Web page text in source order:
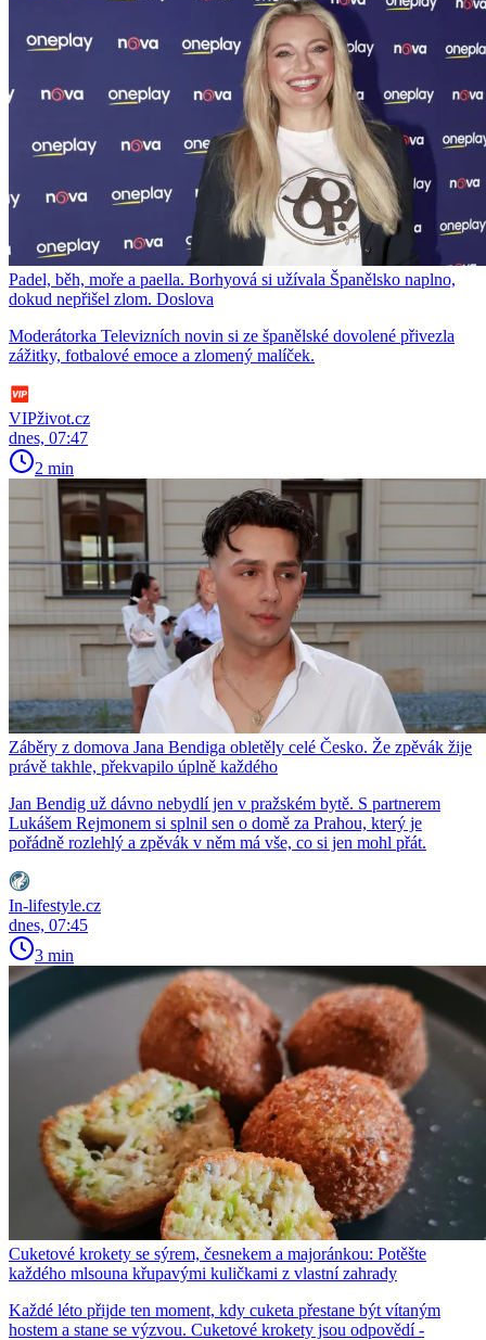
Padel, běh, moře a paella. Borhyová si užívala Španělsko naplno,
dokud nepřišel zlom. Doslova
Moderátorka Televizních novin si ze španělské dovolené přivezla
zážitky, fotbalové emoce a zlomený malíček.
VIPživot.cz
dnes, 07:47
2 min
Záběry z domova Jana Bendiga obletěly celé Česko. Že zpěvák žije
právě takhle, překvapilo úplně každého
Jan Bendig už dávno nebydlí jen v pražském bytě. S partnerem
Lukášem Rejmonem si splnil sen o domě za Prahou, který je
pořádně rozlehlý a zpěvák v něm má vše, co si jen mohl přát.
In-lifestyle.cz
dnes, 07:45
3 min
Cuketové krokety se sýrem, česnekem a majoránkou: Potěšte
každého mlsouna křupavými kuličkami z vlastní zahrady
Každé léto přijde ten moment, kdy cuketa přestane být vítaným
hostem a stane se výzvou. Cuketové krokety jsou odpovědí -